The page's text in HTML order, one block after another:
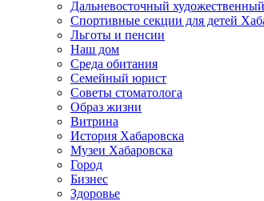
Дальневосточный
Спортивные секции для детей
Льготы и пенсии
Наш дом
Среда обитания
Семейный юрист
Советы стоматолога
Образ жизни
Витрина
История Хабаровска
Музеи Хабаровска
Город
Бизнес
Здоровье